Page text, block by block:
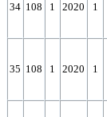
34 108 1 2020 1
35 108 1 2020 1